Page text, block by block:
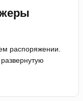
распоряжении.